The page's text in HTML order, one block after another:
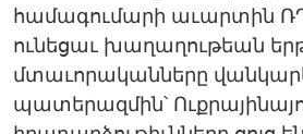
համագումարի աւարտին
ունեցաւ խաղաղութեան
մտաւորականները
պատերազմին՝